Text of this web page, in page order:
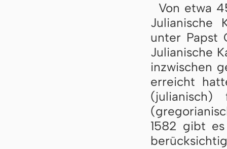
Von etwa
Julianische
unter Papst
Julianische
inzwischen
erreicht
1582 gibt